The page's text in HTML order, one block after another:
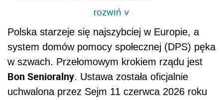
rozwiń>
Polska starzeje się najszybciej w Europie, a
system domów pomocy społecznej (DPS) pęka
w szwach. Przełomowym krokiem rządu jest
Bon Senioralny. Ustawa została oficjalnie
uchwalona przez Sejm 11 czerwca 2026 roku